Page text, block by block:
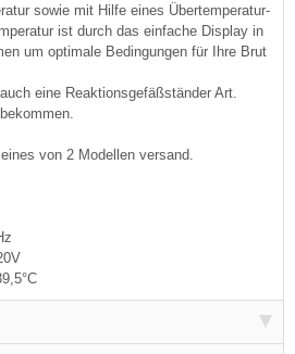
sowie mit Hilfe eines Übertemperatur-
ist durch das einfache Display in
um optimale Bedingungen für Ihre Brut
eine Reaktionsgefäßständer Art.
von 2 Modellen versand.